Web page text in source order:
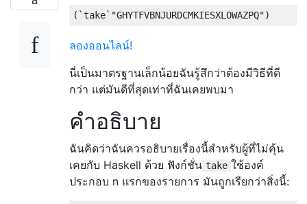
(`take` "GHYTFVBNJURDCMKIESXLOWAZPQ")
ลองออนไลน์!
นี่เป็นมาตรฐานเล็กน้อยฉันรู้สึกว่าต้องมีวิธีที่ดี
กว่า แต่มันดีที่สุดเท่าที่ฉันเคยพบมา
คำอธิบาย
ฉันคิดว่าฉันควรอธิบายเรื่องนี้สำหรับผู้ที่ไม่คุ้น
เคยกับ Haskell ด้วย ฟังก์ชั่น take ใช้องค์
ประกอบ n แรกของรายการ มันถูกเรียกว่าสิ่งนี้: